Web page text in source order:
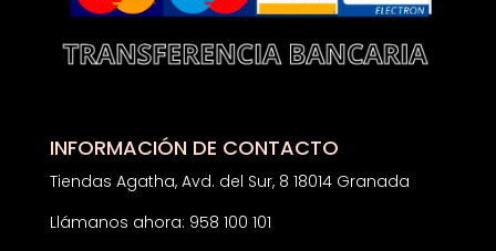
INFORMACIÓN DE CONTACTO
Tiendas Agatha, Avd. del Sur, 8 18014 Granada
Llámanos ahora: 958 100 101